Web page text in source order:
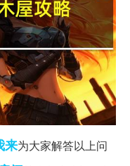
来为大家解答以上问